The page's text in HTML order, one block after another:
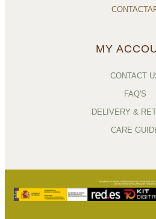
MY
CONTACT
FAQ'S
DELIVERY &
CARE